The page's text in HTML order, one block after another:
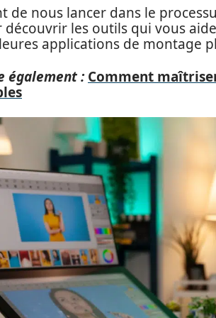
de nous lancer dans le
découvrir les outils qui vous
applications de montage
également : Comment